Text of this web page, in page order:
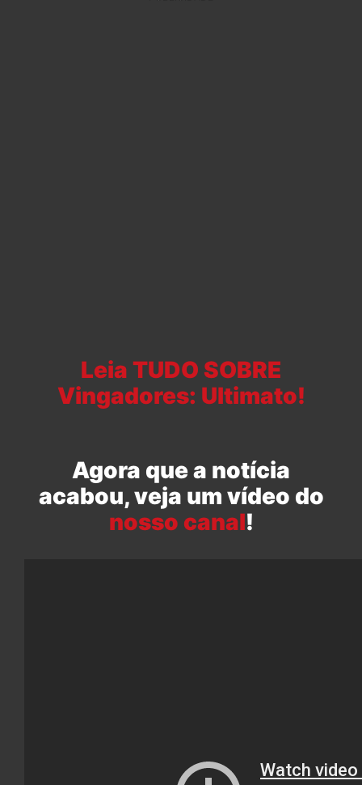
Leia TUDO SOBRE
Vingadores: Ultimato!
Agora que a notícia
acabou, veja um vídeo do
nosso canal!